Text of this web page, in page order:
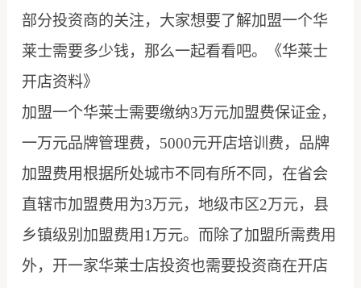
部分投资商的关注，大家想要了解加盟一个华
莱士需要多少钱，那么一起看看吧。《华莱士
开店资料》
加盟一个华莱士需要缴纳3万元加盟费保证金，
一万元品牌管理费，5000元开店培训费，品牌
加盟费用根据所处城市不同有所不同，在省会
直辖市加盟费用为3万元，地级市区2万元，县
乡镇级别加盟费用1万元。而除了加盟所需费用
外，开一家华莱士店投资也需要投资商在开店